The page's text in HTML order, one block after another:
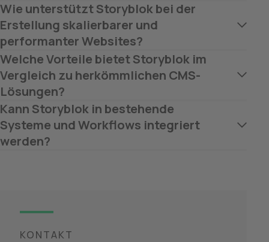
Wie unterstützt Storyblok bei der
Erstellung skalierbarer und
performanter Websites?
Welche Vorteile bietet Storyblok im
Vergleich zu herkömmlichen CMS-
Lösungen?
Kann Storyblok in bestehende
Systeme und Workflows integriert
werden?
KONTAKT